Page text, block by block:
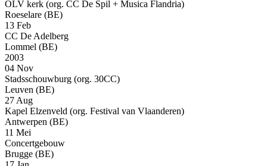
OLV kerk (org. CC De Spil + Musica Flandria)
Roeselare (BE)
13 Feb
CC De Adelberg
Lommel (BE)
2003
04 Nov
Stadsschouwburg (org. 30CC)
Leuven (BE)
27 Aug
Kapel Elzenveld (org. Festival van Vlaanderen)
Antwerpen (BE)
11 Mei
Concertgebouw
Brugge (BE)